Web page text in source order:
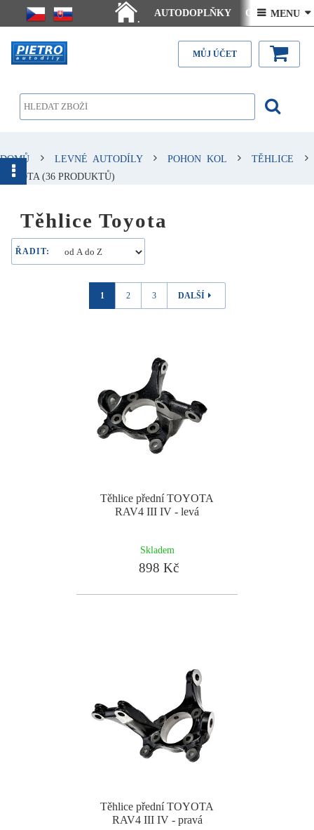
.
AUTODOPLŇKY Ceny doručení
Články - návody Kontakt
 MENU 
MŮJ ÚČET
DOMŮ LEVNÉ AUTODÍLY POHON KOL
TĚHLICE
TOYOTA (36 PRODUKTŮ)
Těhlice Toyota
ŘADIT:
1 2 3 DALŠÍ
Těhlice přední TOYOTA
RAV4 III IV - levá
Skladem
898 Kč
Těhlice přední TOYOTA
RAV4 III IV - pravá